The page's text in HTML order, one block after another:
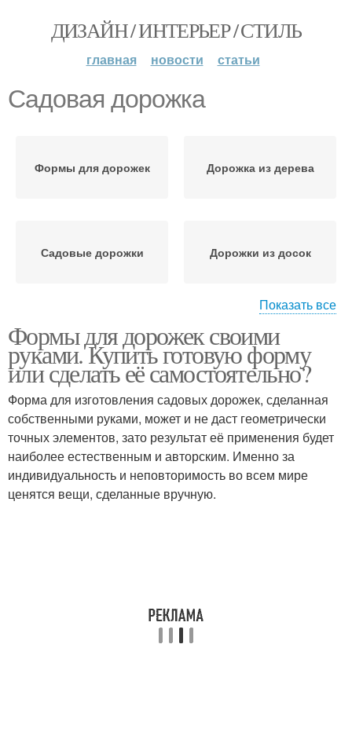
ДИЗАЙН / ИНТЕРЬЕР / СТИЛЬ
главная новости статьи
Садовая дорожка
Формы для дорожек Дорожка из дерева
Садовые дорожки Дорожки из досок
Дорожки из деревянных
спилов
Дорожки из щепок
Формы для садовых
дорожек
Форма для дорожек
Форма для садовой
Форма для садовых
Показать все
Формы для дорожек своими
руками. Купить готовую форму
или сделать её самостоятельно?
Форма для изготовления садовых дорожек, сделанная
собственными руками, может и не даст геометрически
точных элементов, зато результат её применения будет
наиболее естественным и авторским. Именно за
индивидуальность и неповторимость во всем мире
ценятся вещи, сделанные вручную.